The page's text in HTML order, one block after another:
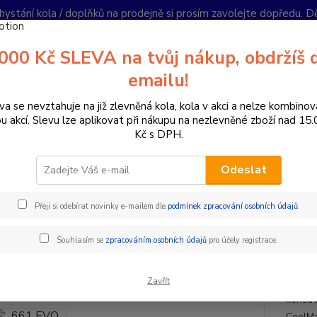
kola / doplňků na prodejně si prosím zavolejte dopředu.
Hledat
PO-
661 EVO
(EVOLUTION) HELMA
Doprava ZDARMA
s
Kč SLEVA na tvůj nákup, obdržíš
emailu!
se nevztahuje na již zlevněná kola, kola v akci a nelze
akcí. Slevu lze aplikovat při nákupu na nezlevněné zboží nad
Kč s DPH.
Odeslat
Přeji si odebírat novinky e-mailem dle podmínek zpracování osobních údajů.
Souhlasím se zpracováním osobních údajůpro účely registrace.
Zavřít